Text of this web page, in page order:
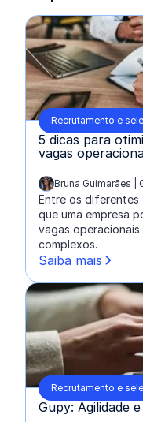
Recrutamento e
5 dicas para
vagas
escrito por:
Bruna Guimarães |
Entre os diferentes
que uma empresa
vagas operacionais
complexos.
Saiba mais
Recrutamento e
Gupy: Agilidade